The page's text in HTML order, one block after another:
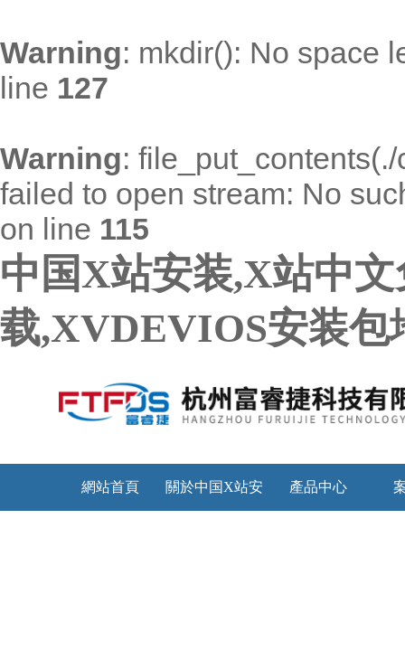
Warning: mkdir(): No space
line 127
Warning:
failed to open stream: No
on line 115
中国X站安装,X站中
载,XVDEVIOS安装包
網站首頁 關於中国X站安 產品中心